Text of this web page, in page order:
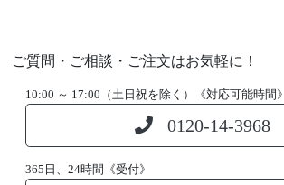
ご質問・ご相談・ご注文はお気軽に！
10:00 ～ 17:00（土日祝を除く）《対応可能時間》
0120-14-3968
365日、24時間《受付》